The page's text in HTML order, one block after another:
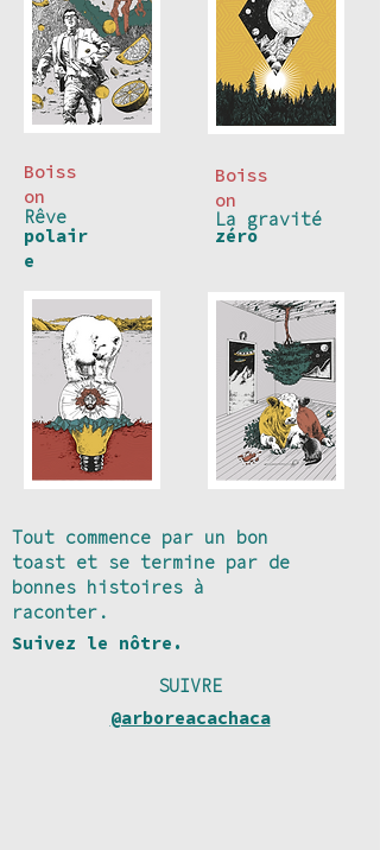
Rêve
polair
e
Boiss
on
La gravité
zéro
Boiss
on
Tout commence par un bon
toast et se termine par de
bonnes histoires à
raconter.
Suivez le nôtre.
SUIVRE
@arboreacachaca